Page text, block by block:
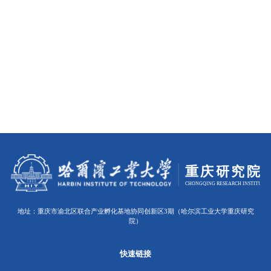
地址：重庆市渝北区联合产业孵化基地协同创新区3期（哈尔滨工业大学重庆研究
院）
快速链接